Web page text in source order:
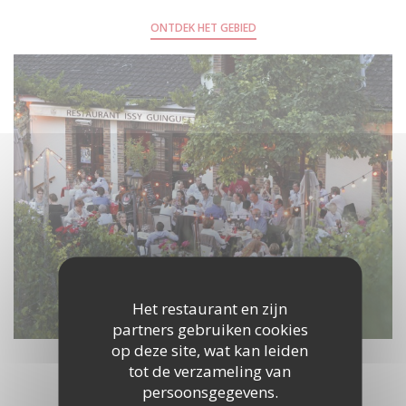
Het restaurant en zijn
partners gebruiken cookies
op deze site, wat kan leiden
tot de verzameling van
persoonsgegevens.
ONTDEK HET GEBIED